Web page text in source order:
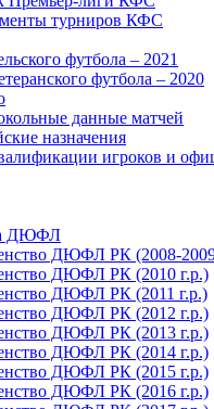
турниров КФС
футбола – 2021
футбола – 2020
данные матчей
назначения
игроков и
ДЮФЛ
ДЮФЛ РК (2008-2009
ДЮФЛ РК (2010 г.р.)
ДЮФЛ РК (2011 г.р.)
ДЮФЛ РК (2012 г.р.)
ДЮФЛ РК (2013 г.р.)
ДЮФЛ РК (2014 г.р.)
ДЮФЛ РК (2015 г.р.)
ДЮФЛ РК (2016 г.р.)